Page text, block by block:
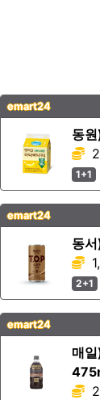
emart24
동
1+1
emart24
동
2+1
emart24
매